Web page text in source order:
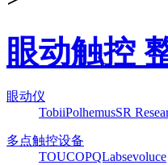
眼动触控
眼动仪
TobiiPolhemusSR
多点触控设备
TOUCOPQLabsevoluce